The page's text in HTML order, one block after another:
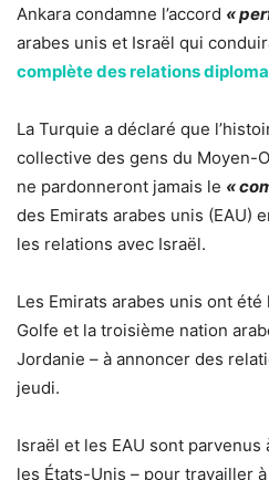
Ankara condamne l’accord «
arabes unis et Israël qui
complète des relations
La Turquie a déclaré que
collective des gens du Moyen-
ne pardonneront jamais le «
des Emirats arabes unis (EAU)
les relations avec Israël.
Les Emirats arabes unis ont
Golfe et la troisième nation
Jordanie – à annoncer des
jeudi.
Israël et les EAU sont
les États-Unis – pour travailler